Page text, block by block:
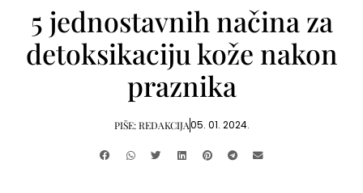
5 jednostavnih načina za
detoksikaciju kože nakon
praznika
PIŠE:REDAKCIJA05. 01. 2024.